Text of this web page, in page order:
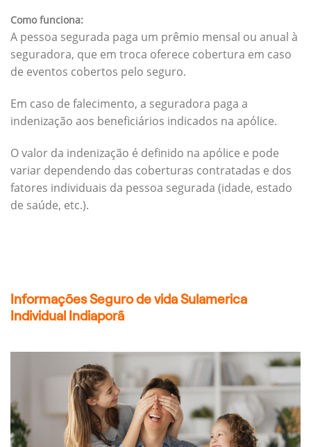
Como funciona:
A pessoa segurada paga um prêmio mensal ou anual à
seguradora, que em troca oferece cobertura em caso
de eventos cobertos pelo seguro.
Em caso de falecimento, a seguradora paga a
indenização aos beneficiários indicados na apólice.
O valor da indenização é definido na apólice e pode
variar dependendo das coberturas contratadas e dos
fatores individuais da pessoa segurada (idade, estado
de saúde, etc.).
Informações Seguro de vida Sulamerica
Individual Indiaporã